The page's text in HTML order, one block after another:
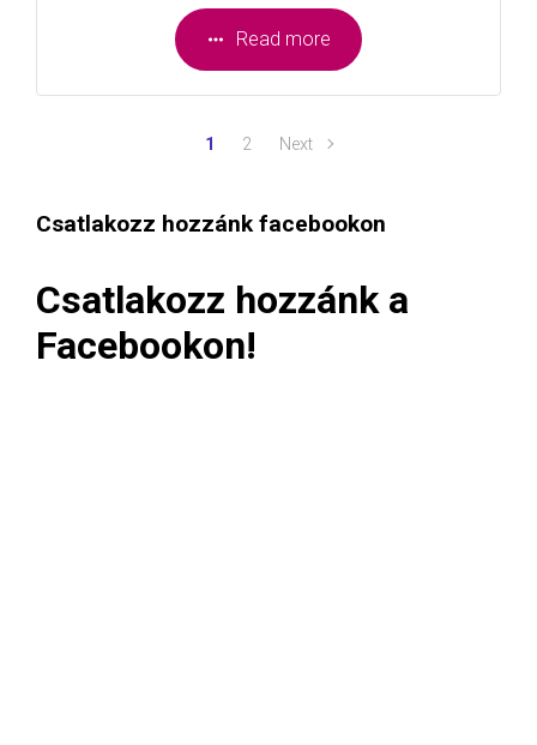
Read more
1 2 Next
Csatlakozz hozzánk facebookon
Csatlakozz hozzánk a
Facebookon!